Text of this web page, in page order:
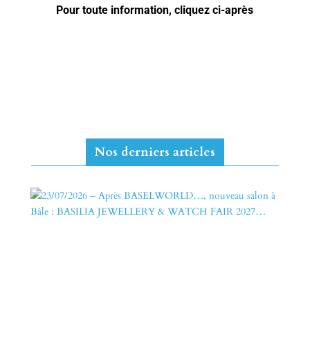
Pour toute information, cliquez ci-après
Nos derniers articles